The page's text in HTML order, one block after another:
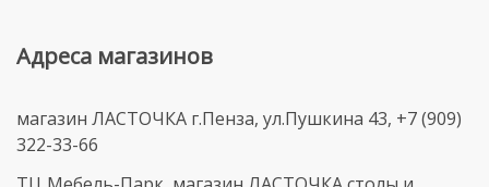
Адреса магазинов
магазин ЛАСТОЧКА г.Пенза, ул.Пушкина 43, +7 (909)
322-33-66